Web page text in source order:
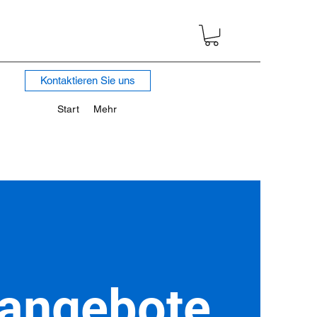
Start Mehr
Kontaktieren Sie uns